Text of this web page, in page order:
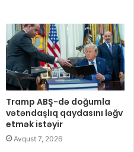
Tramp ABŞ-də doğumla
vətəndaşlıq qaydasını ləğv
etmək istəyir
Avqust 7, 2026